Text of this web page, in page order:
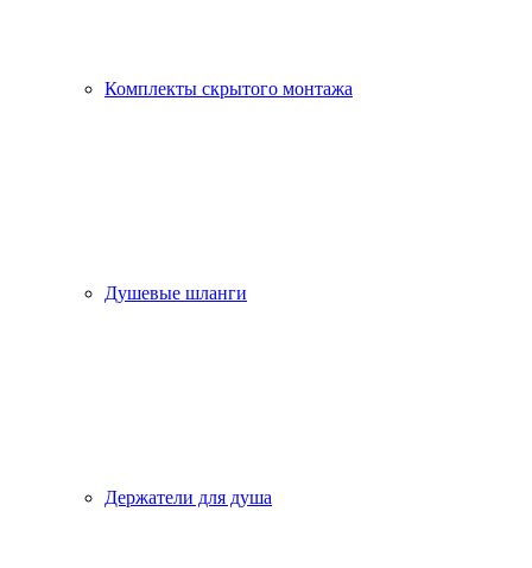
Комплекты скрытого монтажа
Душевые шланги
Держатели для душа